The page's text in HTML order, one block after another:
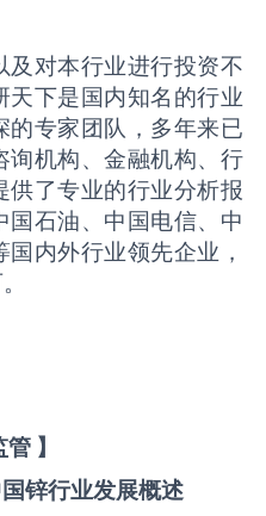
对本行业进行投资不
下是国内知名的行业
专家团队，多年来已
询机构、金融机构、行
供了专业的行业分析报
石油、中国电信、中
内外行业领先企业，
管 】
锌行业发展概述